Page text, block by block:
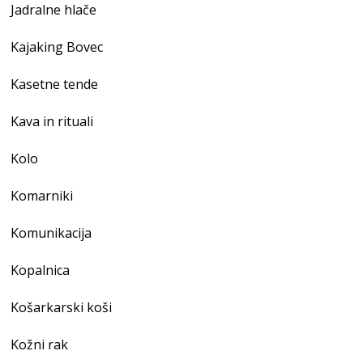
Jadralne hlače
Kajaking Bovec
Kasetne tende
Kava in rituali
Kolo
Komarniki
Komunikacija
Kopalnica
Košarkarski koši
Kožni rak